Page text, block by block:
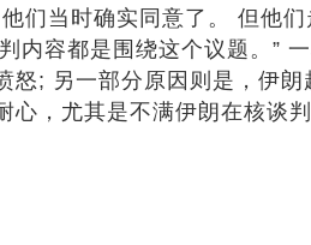
们当时确实同意了。 但他
内容都是围绕这个议题。”
; 另一部分原因则是，伊
，尤其是不满伊朗在核谈判